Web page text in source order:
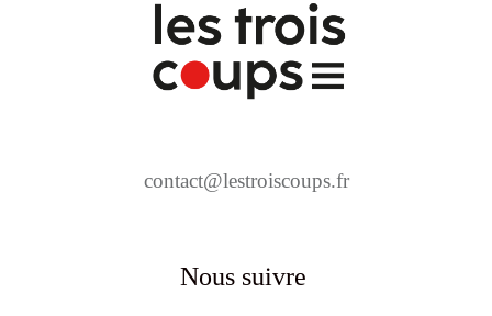
contact@lestroiscoups.fr
Nous suivre